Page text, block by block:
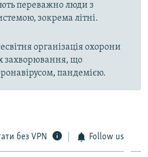
переважно люди з
зокрема літні.
організація охорони
захворювання, що
пандемією.
без VPN Follow us